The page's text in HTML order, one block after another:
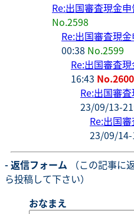
Re:出国審査現金
No.2598
Re:出国審査現
00:38 No.2599
Re:出国審査
16:43 No.2600
Re:出国審
23/09/13-
Re:出国
23/09/
- 返信フォーム （この記事に
ら投稿して下さい）
おなまえ